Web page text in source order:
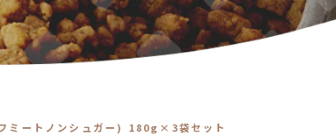
ートノンシュガー) 180g×3袋セット